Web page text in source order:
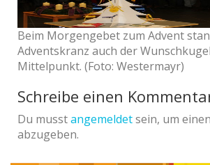
Beim Morgengebet zum Advent
Adventskranz auch der
Mittelpunkt. (Foto: Westermayr)
Schreibe einen
Du musstangemeldetsein, um
abzugeben.